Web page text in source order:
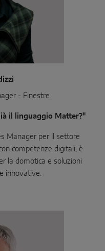
- Finestre
il linguaggio Matter?"
Manager per il settore
competenze digitali, è
la domotica e soluzioni
innovative.